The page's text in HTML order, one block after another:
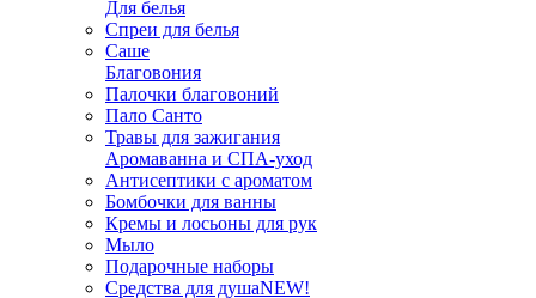
Для белья
Спреи для белья
Саше
Благовония
Палочки благовоний
Пало Санто
Травы для зажигания
Аромаванна и СПА-уход
Антисептики с ароматом
Бомбочки для ванны
Кремы и лосьоны для рук
Мыло
Подарочные наборы
Средства для душаNEW!